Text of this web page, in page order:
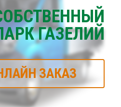
ГАЗЕЛИЙ
ЗАКАЗ